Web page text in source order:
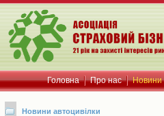
Головна Про нас Новини
Новини автоцивілки